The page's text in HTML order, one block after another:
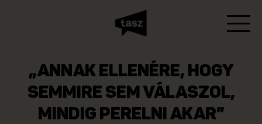
„ANNAK ELLENÉRE, HOGY
SEMMIRE SEM VÁLASZOL,
MINDIG PERELNI AKAR”